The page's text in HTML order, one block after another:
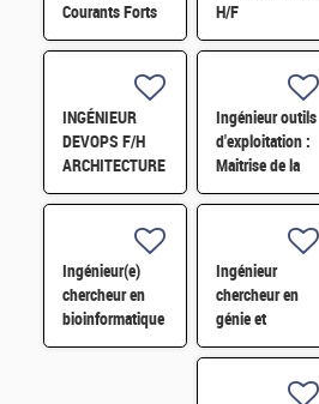
Courants Forts
et Compatibilité
H/F
INGÉNIEUR
DEVOPS F/H
ARCHITECTURE
DE
STOCKAGE/TRAITEMENT
DISTRIBUÉS
POUR LES
DONNÉES SKA
H/F
Ingénieur outils
d'exploitation :
Maitrise de la
configuration
Ingénieur(e)
chercheur en
bioinformatique
H/F
Ingénieur
chercheur en
génie et
évolution